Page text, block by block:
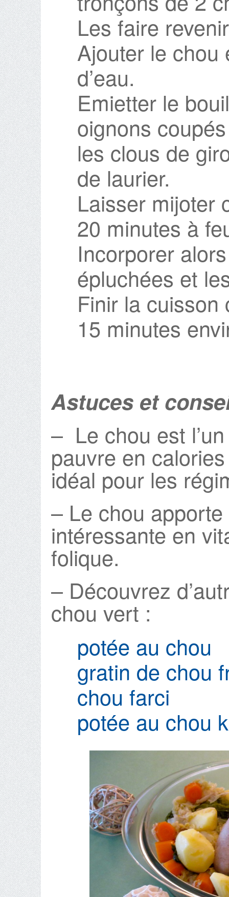
Les faire
Ajouter le chou
d’eau.
Emietter le
oignons
les clous de
de laurier.
Laisser mijoter
20 minutes à
Incorporer
épluchées et
Finir la
15 minutes
Astuces et
– Le chou est
pauvre en
idéal pour les
– Le chou
intéressante en
folique.
– Découvrez
chou vert :
potée au chou
gratin de chou
chou farci
potée au chou